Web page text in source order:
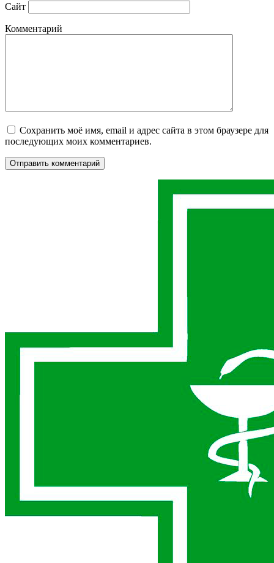
Сайт
Комментарий
Сохранить моё имя, email и адрес сайта в этом браузере для
последующих моих комментариев.